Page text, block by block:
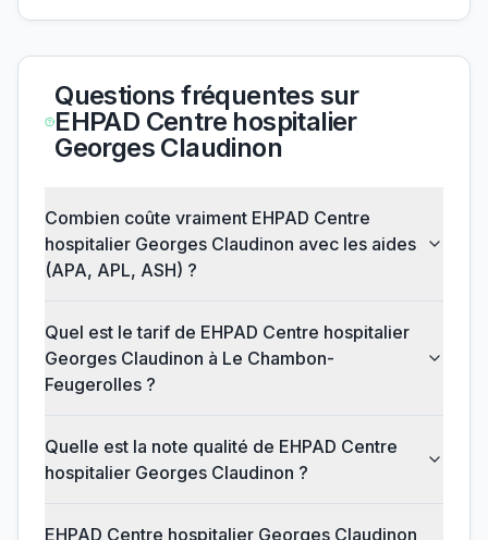
Questions fréquentes sur
EHPAD Centre hospitalier
Georges Claudinon
Combien coûte vraiment EHPAD Centre
hospitalier Georges Claudinon avec les aides
(APA, APL, ASH) ?
Quel est le tarif de EHPAD Centre hospitalier
Georges Claudinon à Le Chambon-
Feugerolles ?
Quelle est la note qualité de EHPAD Centre
hospitalier Georges Claudinon ?
EHPAD Centre hospitalier Georges Claudinon